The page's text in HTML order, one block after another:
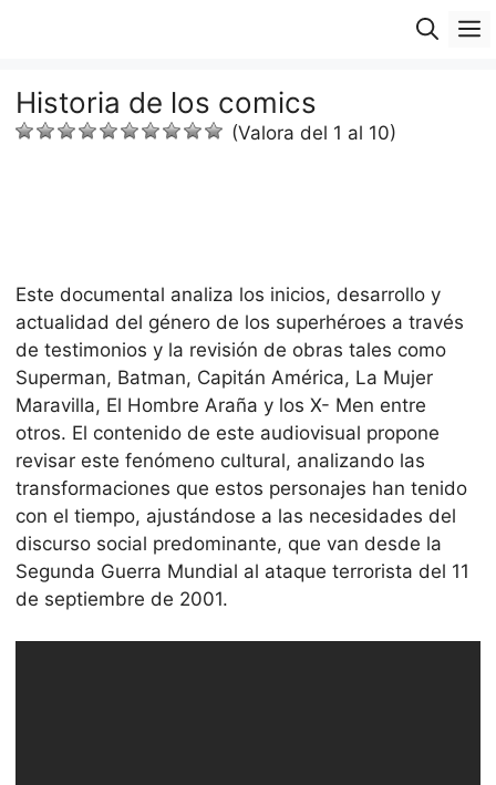
Historia de los comics
(Valora del 1 al 10)
Este documental analiza los inicios, desarrollo y
actualidad del género de los superhéroes a través
de testimonios y la revisión de obras tales como
Superman, Batman, Capitán América, La Mujer
Maravilla, El Hombre Araña y los X- Men entre
otros. El contenido de este audiovisual propone
revisar este fenómeno cultural, analizando las
transformaciones que estos personajes han tenido
con el tiempo, ajustándose a las necesidades del
discurso social predominante, que van desde la
Segunda Guerra Mundial al ataque terrorista del 11
de septiembre de 2001.